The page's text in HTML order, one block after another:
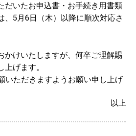
だいたお申込書・お手続き用書類
、5月6日（木）以降に順次対応さ
かけいたしますが、何卒ご理解賜
げます。
いただきますようお願い申し上げ
以上